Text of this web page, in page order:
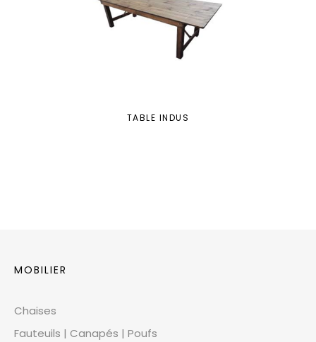
TABLE INDUS
MOBILIER
Chaises
Fauteuils | Canapés | Poufs